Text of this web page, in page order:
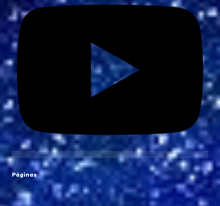
Páginas